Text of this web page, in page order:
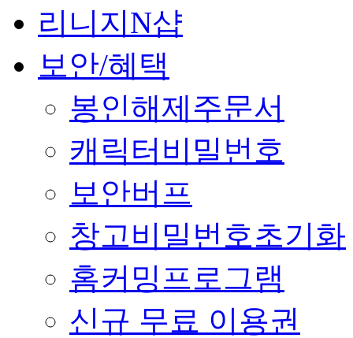
리니지N샵
보안/혜택
봉인해제주문서
캐릭터비밀번호
보안버프
창고비밀번호초기화
홈커밍프로그램
신규 무료 이용권